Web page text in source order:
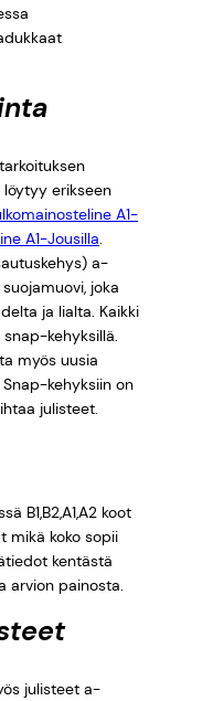
löytyy erikseen
A1-
A1-Jousilla.
a-
joka
ja lialta. Kaikki
kehyksillä.
myös uusia
kehyksiin on
julisteet.
B1,B2,A1,A2 koot
mikä koko sopii
kentästä
arvion painosta.
julisteet a-